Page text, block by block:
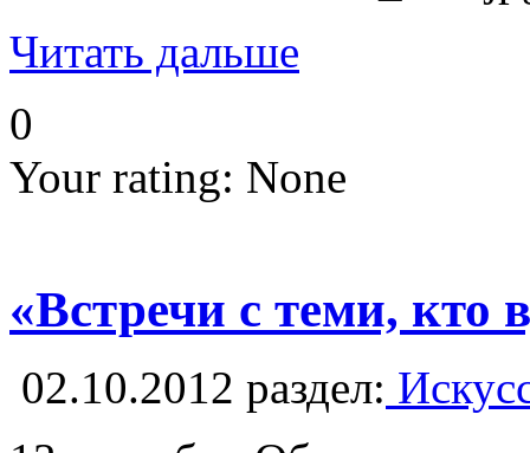
Читать дальше
0
Your rating: None
«Встречи с теми, кто
02.10.2012 раздел: